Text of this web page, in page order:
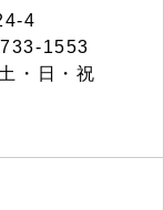
4
1553
・日・祝